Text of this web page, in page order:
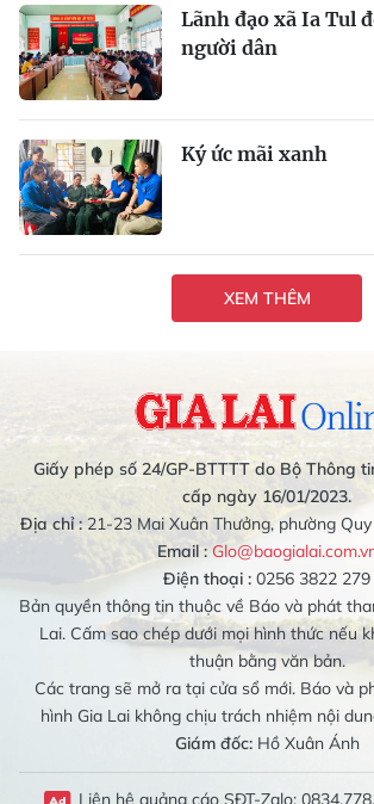
Lãnh đạo xã Ia Tul
người dân
Ký ức mãi xanh
XEM THÊM
Giấy phép số 24/GP-BTTTT do Bộ Thông
cấp ngày 16/01/2023.
Địa chỉ :21-23 Mai Xuân Thưởng, phường
Email :
Điện thoại : 0256 3822 279
Bản quyền thông tin thuộc về Báo và phát
Lai. Cấm sao chép dưới mọi hình thức nếu
thuận bằng văn bản.
Các trang sẽ mở ra tại cửa sổ mới. Báo và
hình Gia Lai không chịu trách nhiệm nội
Giám đốc:Hồ Xuân Ánh
Liên hệ quảng cáo SĐT-Zalo: